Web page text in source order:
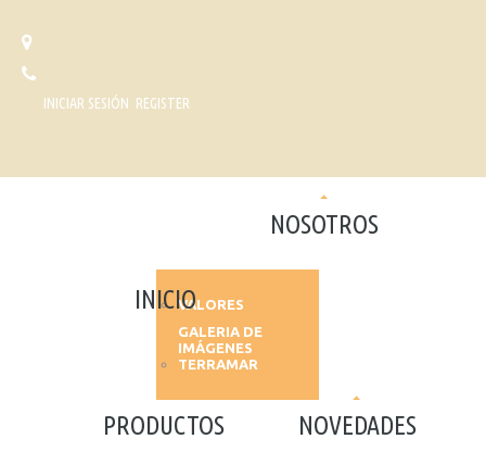
INICIAR SESIÓN REGISTER
INICIO
NOSOTROS
VALORES
GALERIA DE
IMÁGENES
TERRAMAR
PRODUCTOS NOVEDADES